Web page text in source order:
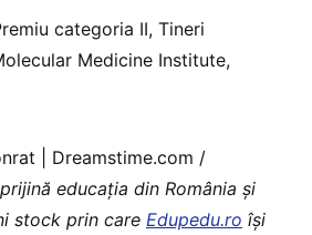
categoria II, Tineri
Medicine Institute,
| Dreamstime.com /
educaţia din România şi
stock prin care Edupedu.ro îşi